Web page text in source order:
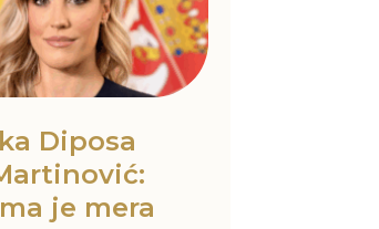
Diposa
je mera